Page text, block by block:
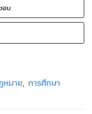
อบ
หมาย, การศึกษา